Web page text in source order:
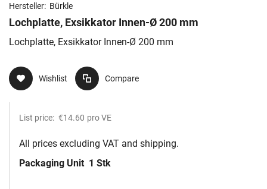
Hersteller: Bürkle
Lochplatte, Exsikkator Innen-Ø 200 mm
Lochplatte, Exsikkator Innen-Ø 200 mm
Wishlist Compare
List price: €14.60 pro VE
All prices excluding VAT and shipping.
Packaging Unit 1 Stk